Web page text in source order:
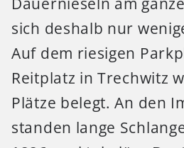
sich deshalb nur
Auf dem riesigen
Reitplatz in Trechwitz
Plätze belegt. An den
standen lange